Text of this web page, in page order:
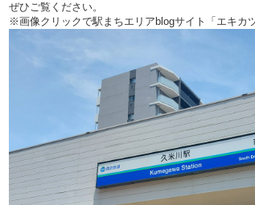
ぜひご覧ください。
※画像クリックで駅まちエリアblogサイト「エキカ